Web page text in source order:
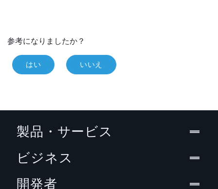
参考になりましたか？
はい いいえ
製品・サービス
ビジネス
開発者